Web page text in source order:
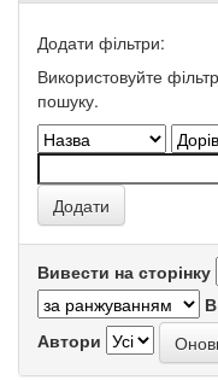
Додати фільтри:
Використовуйте
пошуку.
Вивести на сторінку
Автори